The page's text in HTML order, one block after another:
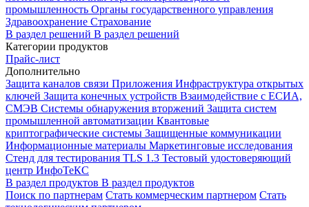
промышленность Органы государственного управления
Здравоохранение Страхование
В раздел решений В раздел решений
Категории продуктов
Прайс-лист
Дополнительно
Защита каналов связи Приложения Инфраструктура открытых
ключей Защита конечных устройств Взаимодействие с ЕСИА,
СМЭВ Системы обнаружения вторжений Защита систем
промышленной автоматизации Квантовые
криптографические системы Защищенные коммуникации
Информационные материалы Маркетинговые исследования
Стенд для тестирования TLS 1.3 Тестовый удостоверяющий
центр ИнфоТеКС
В раздел продуктов В раздел продуктов
Поиск по партнерам Стать коммерческим партнером Стать